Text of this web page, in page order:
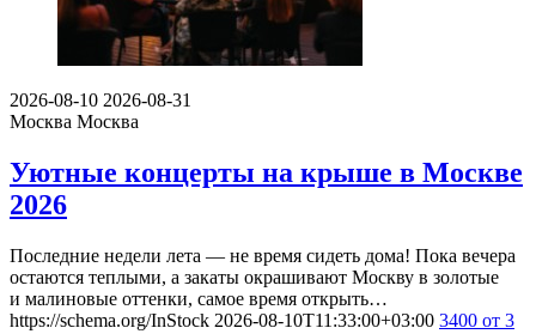
2026-08-10 2026-08-31
Москва Москва
Уютные концерты на крыше в Москве
2026
Последние недели лета — не время сидеть дома! Пока вечера
остаются теплыми, а закаты окрашивают Москву в золотые
и малиновые оттенки, самое время открыть…
https://schema.org/InStock 2026-08-10T11:33:00+03:00 3400 от 3